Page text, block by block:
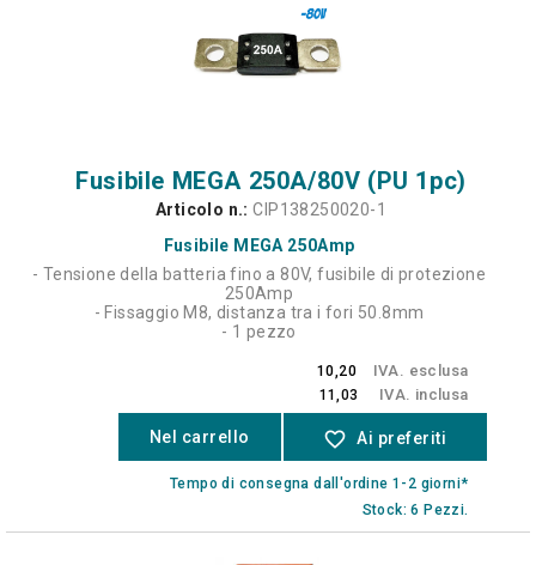
Fusibile MEGA 250A/80V (PU 1pc)
Articolo n.: CIP138250020-1
Fusibile MEGA 250Amp
- Tensione della batteria fino a 80V, fusibile di protezione
250Amp
- Fissaggio M8, distanza tra i fori 50.8mm
- 1 pezzo
10,20 IVA. esclusa
11,03 IVA. inclusa
Nel carrello favorite_border Ai preferiti
Tempo di consegna dall'ordine 1-2 giorni*
Stock: 6 Pezzi.